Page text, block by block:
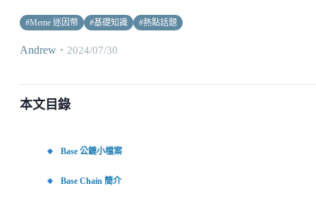
#Meme 迷因幣 #基礎知識 #熱點話題
Andrew ・ 2024/07/30
本文目錄
Base 公鏈小檔案
Base Chain 簡介